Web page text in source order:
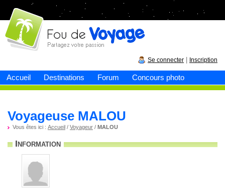
Accueil Destinations Forum Concours photo
Fou devoyage
Se connecter Inscription
Voyageuse MALOU
Vous êtes ici : Accueil / Voyageur / MALOU
Information